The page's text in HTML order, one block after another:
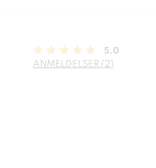
5.0
ANMELDELSER (2)